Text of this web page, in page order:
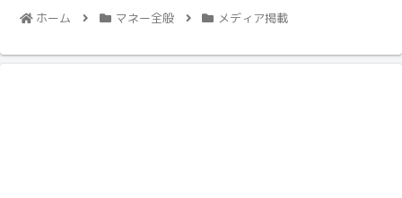
ホーム マネー全般 メディア掲載